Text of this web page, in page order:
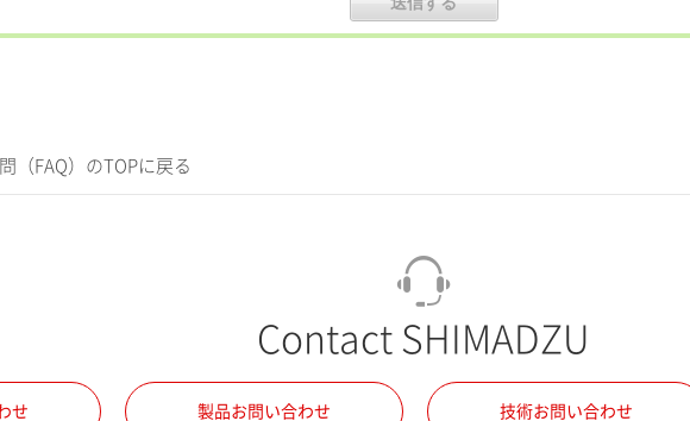
（FAQ）のTOPに戻る
Contact SHIMADZU
せ 製品お問い合わせ 技術お問い合わせ